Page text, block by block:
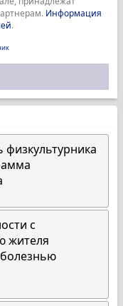
Информация
.
физкультурника
с
жителя